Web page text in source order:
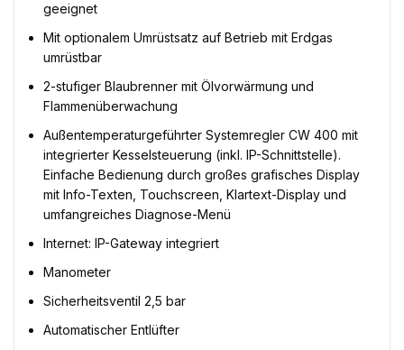
geeignet
Mit optionalem Umrüstsatz auf Betrieb mit Erdgas
umrüstbar
2-stufiger Blaubrenner mit Ölvorwärmung und
Flammenüberwachung
Außentemperaturgeführter Systemregler CW 400 mit
integrierter Kesselsteuerung (inkl. IP-Schnittstelle).
Einfache Bedienung durch großes grafisches Display
mit Info-Texten, Touchscreen, Klartext-Display und
umfangreiches Diagnose-Menü
Internet: IP-Gateway integriert
Manometer
Sicherheitsventil 2,5 bar
Automatischer Entlüfter